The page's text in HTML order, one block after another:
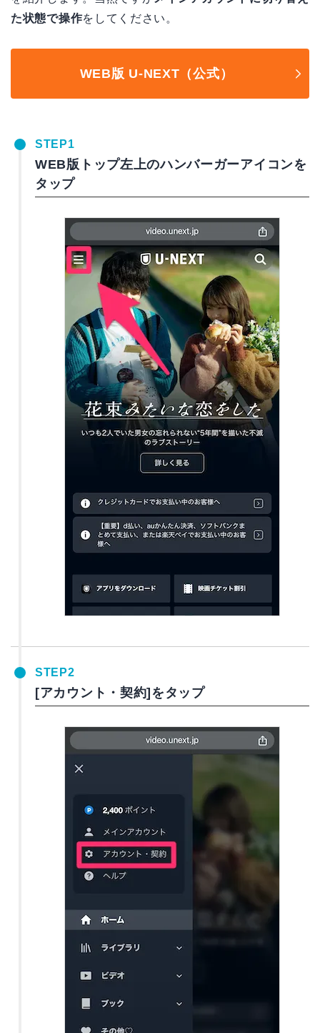
た状態で操作をしてください。
WEB版 U-NEXT（公式）
STEP1
WEB版トップ左上のハンバーガーアイコンを
タップ
STEP2
[アカウント・契約]をタップ